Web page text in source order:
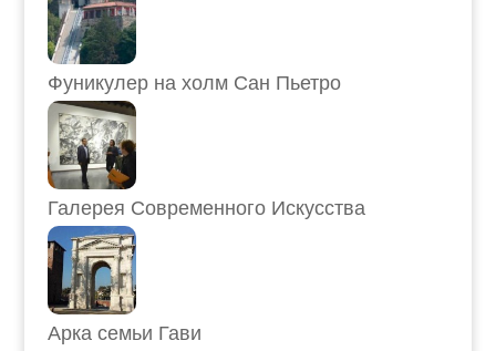
Фуникулер на холм Сан Пьетро
Галерея Современного Искусства
Арка семьи Гави